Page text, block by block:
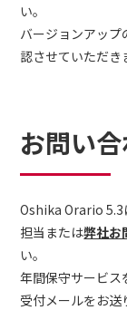
い。
バージョンアッ
認させていただき
お問い
Oshika Orario 5.3
担当または弊社お
い。
年間保守サービ
受付メールをお送